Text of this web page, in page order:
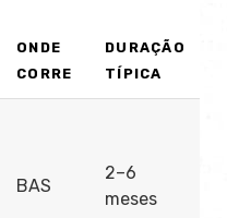
ONDE
CORRE
DURAÇÃO
TÍPICA
BAS
2–6
meses